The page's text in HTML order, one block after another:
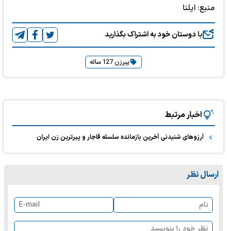
منبع: ایلنا
با دوستان خود به اشتراک بگذارید
پیرزن 127 ساله
اخبار مرتبط
آرزوهای شنیدنی آخرین بازمانده سلسله قاجار و پیرترین زن ایران
ارسال نظر